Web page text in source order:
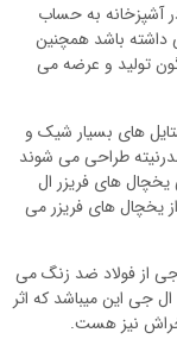
آشپزخانه به حساب
داشته باشد همچنین
تولید و عرضه می
های بسیار شیک و
طراحی می شوند
های فریزر ال
یخچال های فریزر می
از فولاد ضد زنگ می
جی این میباشد که اثر
نیز هست.